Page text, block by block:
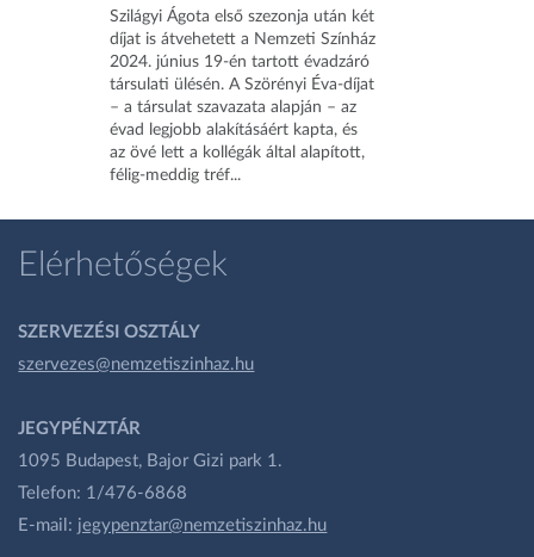
Szilágyi Ágota első szezonja után két
díjat is átvehetett a Nemzeti Színház
2024. június 19-én tartott évadzáró
társulati ülésén. A Szörényi Éva-díjat
– a társulat szavazata alapján – az
évad legjobb alakításáért kapta, és
az övé lett a kollégák által alapított,
félig-meddig tréf...
Elérhetőségek
SZERVEZÉSI OSZTÁLY
szervezes@nemzetiszinhaz.hu
JEGYPÉNZTÁR
1095 Budapest, Bajor Gizi park 1.
Telefon: 1/476-6868
E-mail: jegypenztar@nemzetiszinhaz.hu